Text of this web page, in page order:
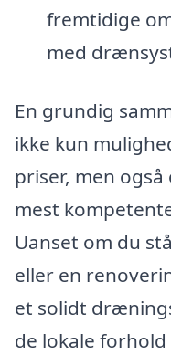
fremtidige
med
En grundig
ikke kun
priser, men
mest
Uanset om du
eller en
et solidt
de lokale forhold